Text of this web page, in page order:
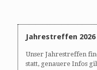
Jahrestreffen 2026
Unser Jahrestreffen
statt, genauere Infos